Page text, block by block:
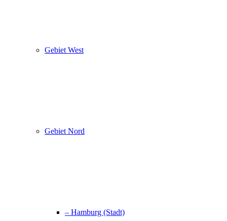
Gebiet West
Gebiet Nord
– Hamburg (Stadt)